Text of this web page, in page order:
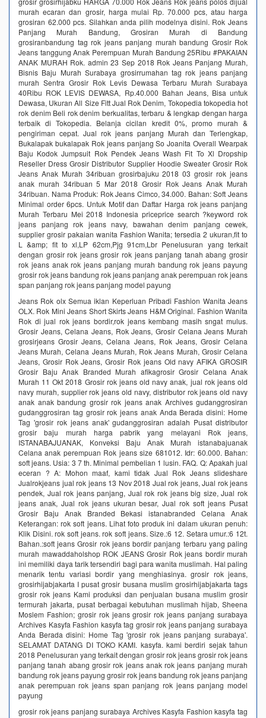
murah ecaran dan grosir, harga mulai Rp. 70.000 pcs, atau harga
grosiran 62.000 pcs. Silahkan anda pilih modelnya disini. Rok Jeans
Panjang Murah Bandung, Grosiran Murah di Bandung
grosiranbandung tag rok jeans panjang murah bandung Grosir Rok
Jeans tanggung Anak Perempuan Murah Bandung 25Ribu #PAKAIAN
ANAK MURAH Rok. admin 23 Sep 2018 Rok Jeans Panjang Murah,
Bisnis Baju Murah Surabaya grosirrumahan tag rok jeans panjang
murah Sentra Grosir Rok Levis Dewasa Terbaru Murah Surabaya
40Ribu ROK LEVIS DEWASA, Rp.40.000 Bahan Jeans, Bisa untuk
Dewasa, Ukuran All Size Fitt Jual Rok Denim, Tokopedia tokopedia hot
rok denim Beli rok denim berkualitas, terbaru & lengkap dengan harga
terbaik di Tokopedia. Belanja cicilan kredit 0%, promo murah &
pengiriman cepat. Jual rok jeans panjang Murah dan Terlengkap,
Bukalapak bukalapak Rok jeans panjang So Joanita Overall Wearpak
Baju Kodok Jumpsuit Rok Pendek Jeans Wash Fit To Xl Dropship
Reseller Dress Grosir Distributor Supplier Hoodie Sweater Grosir Rok
Jeans Anak Murah 34ribuan grosirbajuku 2018 03 grosir rok jeans
anak murah 34ribuan 5 Mar 2018 Grosir Rok Jeans Anak Murah
34ribuan. Nama Produk: Rok Jeans Cimco, 34.000. Bahan: Soft Jeans
Minimal order 6pcs. Untuk Motif dan Daftar Harga rok jeans panjang
Murah Terbaru Mei 2018 Indonesia priceprice search ?keyword rok
jeans panjang rok jeans navy, bawahan denim panjang cewek,
supplier grosir pakaian wanita Fashion Wanita; tersedia 2 ukuran,fit to
L &amp; fit to xl,LP 62cm,Pjg 91cm,Lbr Penelusuran yang terkait
dengan grosir rok jeans grosir rok jeans panjang tanah abang grosir
rok jeans anak rok jeans panjang murah bandung rok jeans payung
grosir rok jeans bandung rok jeans panjang anak perempuan rok jeans
span panjang rok jeans panjang model payung
Jeans Rok olx Semua iklan Keperluan Pribadi Fashion Wanita Jeans
OLX. Rok Mini Jeans Short Skirts Jeans H&M Original. Fashion Wanita
Rok di jual rok jeans bordir,rok jeans kembang masih sngat mulus.
Grosir Jeans, Celana Jeans, Rok Jeans, Grosir Celana Jeans Murah
grosirjeans Grosir Jeans, Celana Jeans, Rok Jeans, Grosir Celana
Jeans Murah, Celana Jeans Murah, Rok Jeans Murah, Grosir Celana
Jeans, Grosir Rok Jeans, Grosir Rok jeans Old navy AFIKA GROSIR
Grosir Baju Anak Branded Murah afikagrosir Grosir Celana Anak
Murah 11 Okt 2018 Grosir rok jeans old navy anak, jual rok jeans old
navy murah, supplier rok jeans old navy, distributor rok jeans old navy
anak anak bandung grosir rok jeans anak Archives gudanggrosiran
gudanggrosiran tag grosir rok jeans anak Anda Berada disini: Home
Tag 'grosir rok jeans anak' gudanggrosiran adalah Pusat distributor
grosir baju murah harga pabrik yang melayani Rok jeans,
ISTANABAJUANAK, Konveksi Baju Anak Murah istanabajuanak
Celana anak perempuan Rok jeans size 681012. Idr: 60.000. Bahan:
soft jeans. Usia: 3 7 th. Minimal pembelian 1 lusin. FAQ. Q: Apakah jual
eceran ? A: Mohon maaf, kami tidak Jual Rok Jeans slideshare
Jualrokjeans jual rok jeans 13 Nov 2018 Jual rok jeans, Jual rok jeans
pendek, Jual rok jeans panjang, Jual rok rok jeans big size, Jual rok
jeans anak, Jual rok jeans ukuran besar, Jual rok soft jeans Pusat
Grosir Baju Anak Branded Bekasi istanabranded Celana Anak
Keterangan: rok soft jeans. Lihat foto produk ini dalam ukuran penuh:
Klik Disini. rok soft jeans. rok soft jeans. Size.:6 12. Setara umur.:6 12t.
Bahan.:soft jeans Grosir rok jeans bordir panjang terbaru yang paling
murah mawaddaholshop ROK JEANS Grosir Rok jeans bordir murah
ini memiliki daya tarik tersendiri bagi para wanita muslimah. Hal paling
menarik tentu variasi bordir yang menghiasinya. grosir rok jeans,
grosirhijabjakarta I pusat grosir busana muslim grosirhijabjakarta tags
grosir rok jeans Kami produksi dan penjualan busana muslim grosir
termurah jakarta, pusat berbagai kebutuhan muslimah hijab, Sheena
Moslem Fashion; grosir rok jeans grosir rok jeans panjang surabaya
Archives Kasyfa Fashion kasyfa tag grosir rok jeans panjang surabaya
Anda Berada disini: Home Tag 'grosir rok jeans panjang surabaya'.
SELAMAT DATANG DI TOKO KAMI. kasyfa. kami berdiri sejak tahun
2018 Penelusuran yang terkait dengan grosir rok jeans grosir rok jeans
panjang tanah abang grosir rok jeans anak rok jeans panjang murah
bandung rok jeans payung grosir rok jeans bandung rok jeans panjang
anak perempuan rok jeans span panjang rok jeans panjang model
payung
grosir rok jeans panjang surabaya Archives Kasyfa Fashion kasyfa tag